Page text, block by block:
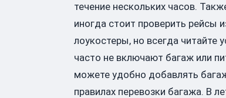
течение нескольких часов.
иногда стоит проверить рейсы
лоукостеры, но всегда
часто не включают багаж или
можете удобно добавлять
правилах перевозки багажа. В